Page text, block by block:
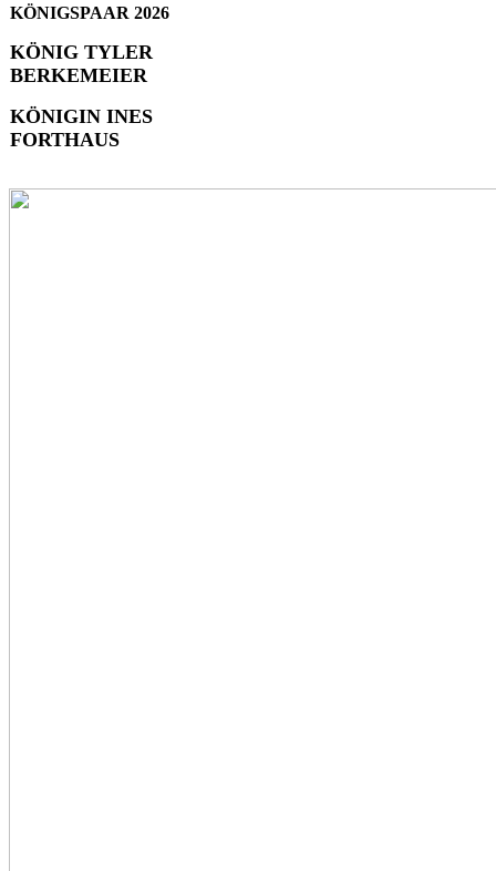
KÖNIGSPAAR 2026
KÖNIG TYLER
BERKEMEIER
KÖNIGIN INES
FORTHAUS